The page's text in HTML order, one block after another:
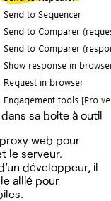
sa boite à outil
web pour
le serveur.
développeur, il
allié pour